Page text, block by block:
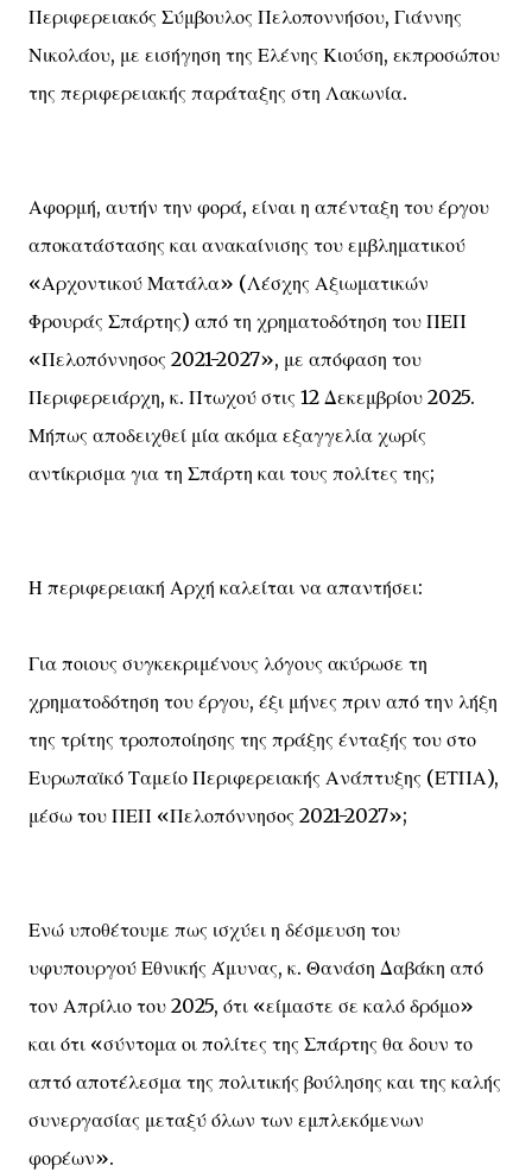
Περιφερειακός Σύμβουλος Πελοποννήσου, Γιάννης
Νικολάου, με εισήγηση της Ελένης Κιούση, εκπροσώπου
της περιφερειακής παράταξης στη Λακωνία.
Αφορμή, αυτήν την φορά, είναι η απένταξη του έργου
αποκατάστασης και ανακαίνισης του εμβληματικού
«Αρχοντικού Ματάλα» (Λέσχης Αξιωματικών
Φρουράς Σπάρτης) από τη χρηματοδότηση του ΠΕΠ
«Πελοπόννησος 2021-2027», με απόφαση του
Περιφερειάρχη, κ. Πτωχού στις 12 Δεκεμβρίου 2025.
Μήπως αποδειχθεί μία ακόμα εξαγγελία χωρίς
αντίκρισμα για τη Σπάρτη και τους πολίτες της;
Η περιφερειακή Αρχή καλείται να απαντήσει:
Για ποιους συγκεκριμένους λόγους ακύρωσε τη
χρηματοδότηση του έργου, έξι μήνες πριν από την λήξη
της τρίτης τροποποίησης της πράξης ένταξής του στο
Ευρωπαϊκό Ταμείο Περιφερειακής Ανάπτυξης (ΕΤΠΑ),
μέσω του ΠΕΠ «Πελοπόννησος 2021-2027»;
Ενώ υποθέτουμε πως ισχύει η δέσμευση του
υφυπουργού Εθνικής Άμυνας, κ. Θανάση Δαβάκη από
τον Απρίλιο του 2025, ότι «είμαστε σε καλό δρόμο»
και ότι «σύντομα οι πολίτες της Σπάρτης θα δουν το
απτό αποτέλεσμα της πολιτικής βούλησης και της καλής
συνεργασίας μεταξύ όλων των εμπλεκόμενων
φορέων».